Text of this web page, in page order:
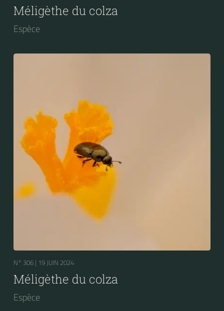
Méligèthe du colza
Espèce
N° 306 | 19 JUIN 2024
Méligèthe du colza
Espèce